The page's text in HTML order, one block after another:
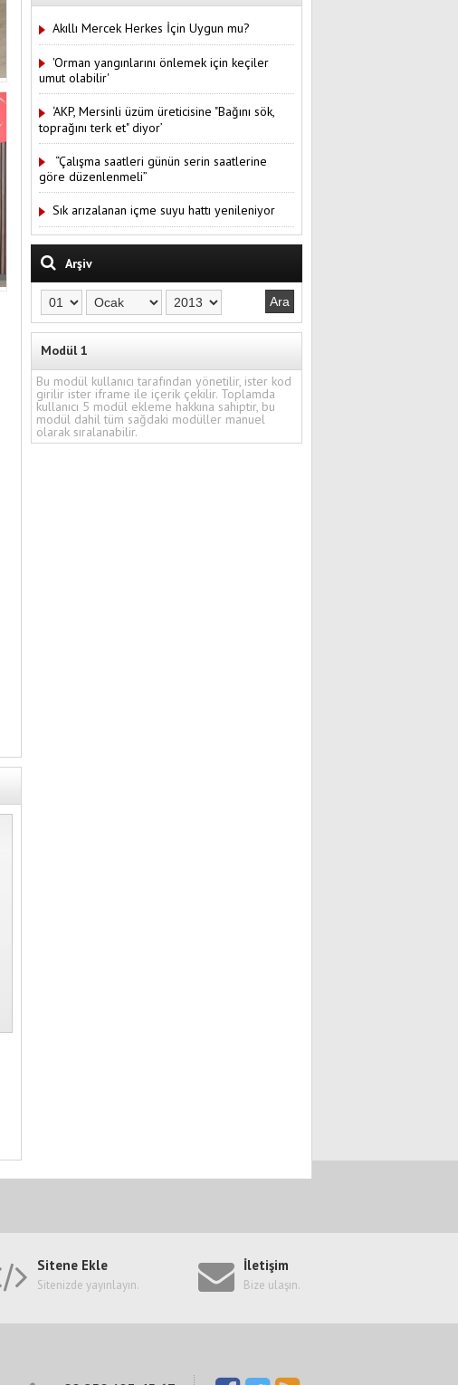
Akıllı Mercek Herkes İçin Uygun mu?
'Orman yangınlarını önlemek için keçiler
umut olabilir'
‘AKP, Mersinli üzüm üreticisine "Bağını sök,
toprağını terk et" diyor’
“Çalışma saatleri günün serin saatlerine
göre düzenlenmeli”
Sık arızalanan içme suyu hattı yenileniyor
Arşiv
Modül 1
Bu modül kullanıcı tarafından yönetilir, ister kod
girilir ister iframe ile içerik çekilir. Toplamda
kullanıcı 5 modül ekleme hakkına sahiptir, bu
modül dahil tüm sağdaki modüller manuel
olarak sıralanabilir.
Sitene Ekle
Sitenizde yayınlayın.
İletişim
Bize ulaşın.